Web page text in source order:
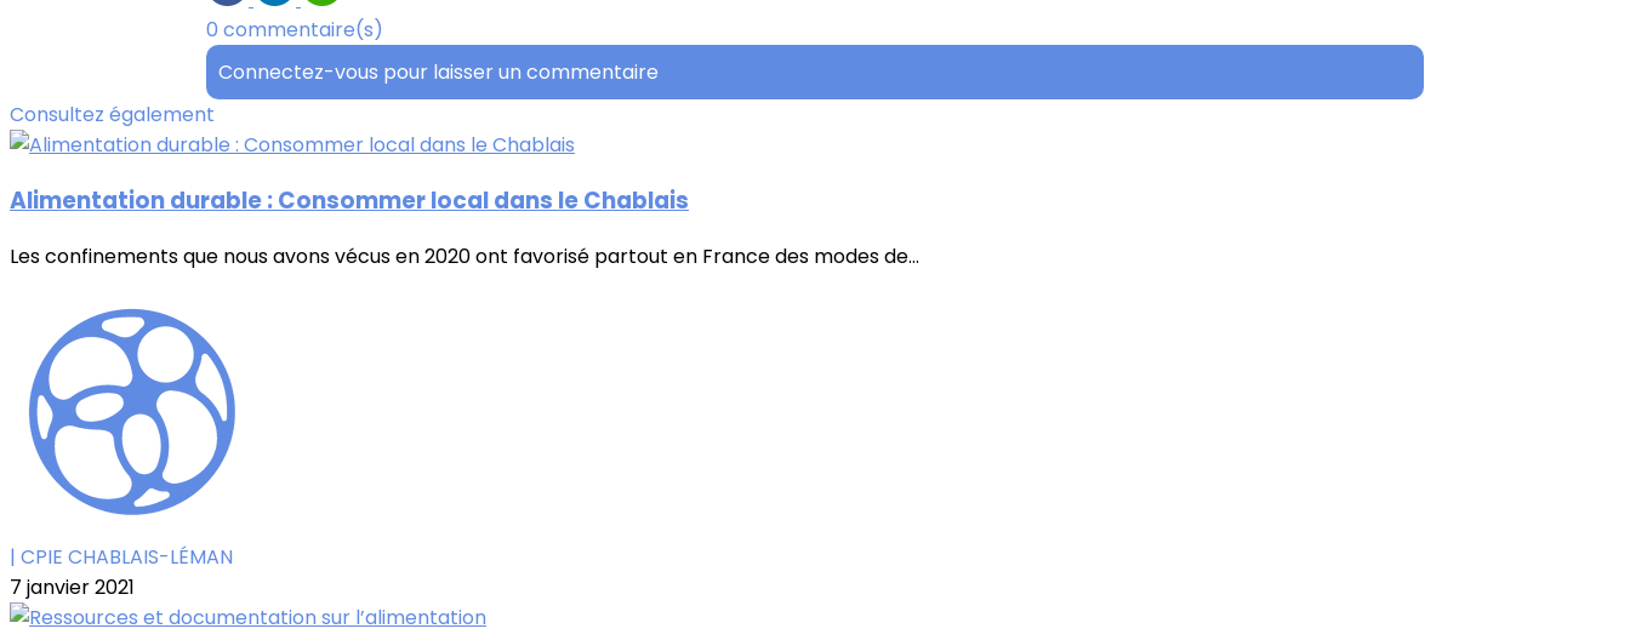
0 commentaire(s)
Connectez-vous pour laisser un commentaire
Consultez également
Alimentation durable : Consommer local dans le Chablais
Les confinements que nous avons vécus en 2020 ont favorisé partout en France des modes de...
| CPIE CHABLAIS-LÉMAN
7 janvier 2021